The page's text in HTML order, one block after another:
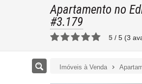
Apartamento no
#3.179
5 / 5 (3
Imóveis à Venda